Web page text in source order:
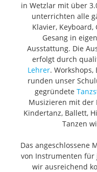
in Wetzlar mit über
unterrichten alle
Klavier,
Gesang in
Ausstattung. Die
erfolgt durch
Lehrer.
runden unser
gegründete
Musizieren mit der
Kindertanz, Ballett,
Tanzen
Das angeschlossene
von Instrumenten für
wir ausreichend